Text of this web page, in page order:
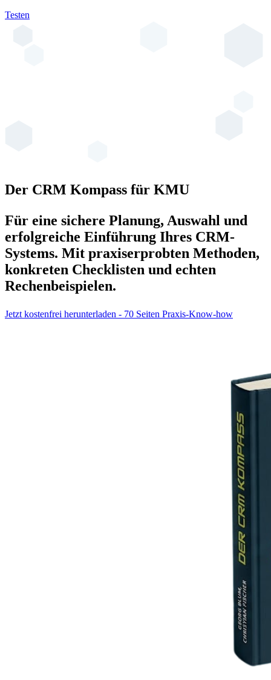
Testen
Der CRM Kompass für KMU
Für eine sichere Planung, Auswahl und
erfolgreiche Einführung Ihres CRM-
Systems. Mit praxiserprobten Methoden,
konkreten Checklisten und echten
Rechenbeispielen.
Jetzt kostenfrei herunterladen - 70 Seiten Praxis-Know-how